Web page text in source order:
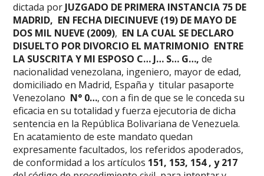
dictada por JUZGADO DE PRIMERA INSTANCIA 75 DE
MADRID, EN FECHA DIECINUEVE (19) DE MAYO DE
DOS MIL NUEVE (2009), EN LA CUAL SE DECLARO
DISUELTO POR DIVORCIO EL MATRIMONIO ENTRE
LA SUSCRITA Y MI ESPOSO C… J… S… G…,de
nacionalidad venezolana, ingeniero, mayor de edad,
domiciliado en Madrid, España y titular pasaporte
Venezolano N° 0…, con a fin de que se le conceda su
eficacia en su totalidad y fuerza ejecutoria de dicha
sentencia en la República Bolivariana de Venezuela.
En acatamiento de este mandato quedan
expresamente facultados, los referidos apoderados,
de conformidad a los artículos 151, 153, 154 , y 217